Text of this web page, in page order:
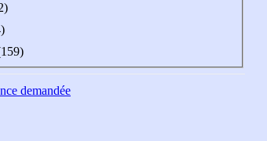
demandée